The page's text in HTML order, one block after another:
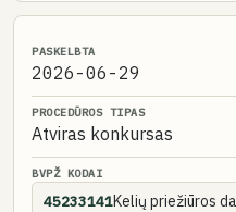
PASKELBTA
2026-06-29
PROCEDŪROS TIPAS
Atviras konkursas
BVPŽ KODAI
45233141Kelių priežiūros